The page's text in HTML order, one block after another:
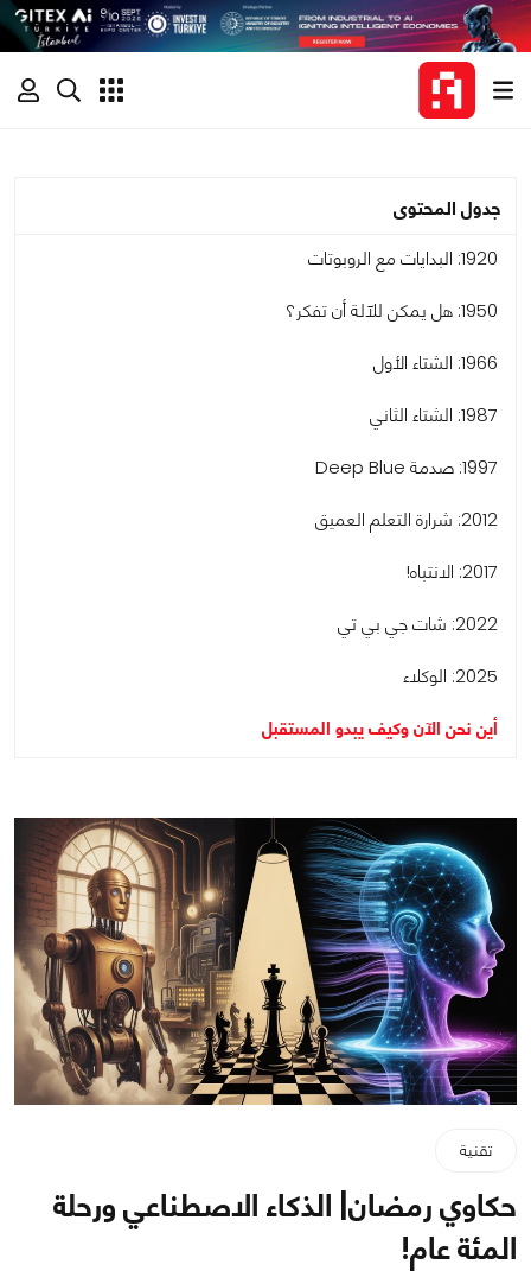
جدول المحتوى
1920: البدايات مع الروبوتات
1950: هل يمكن للآلة أن تفكر؟
1966: الشتاء الأول
1987: الشتاء الثاني
1997: صدمة Deep Blue
2012: شرارة التعلم العميق
2017: الانتباه!
2022: شات جي بي تي
2025: الوكلاء
أين نحن الآن وكيف يبدو المستقبل
تقنية
حكاوي رمضان| الذكاء الاصطناعي ورحلة
المئة عام!